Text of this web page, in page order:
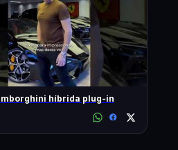
híbrida plug-in